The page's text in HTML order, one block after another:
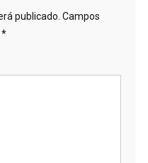
publicado. Campos
*